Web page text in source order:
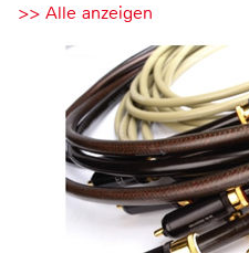
>> Alle anzeigen